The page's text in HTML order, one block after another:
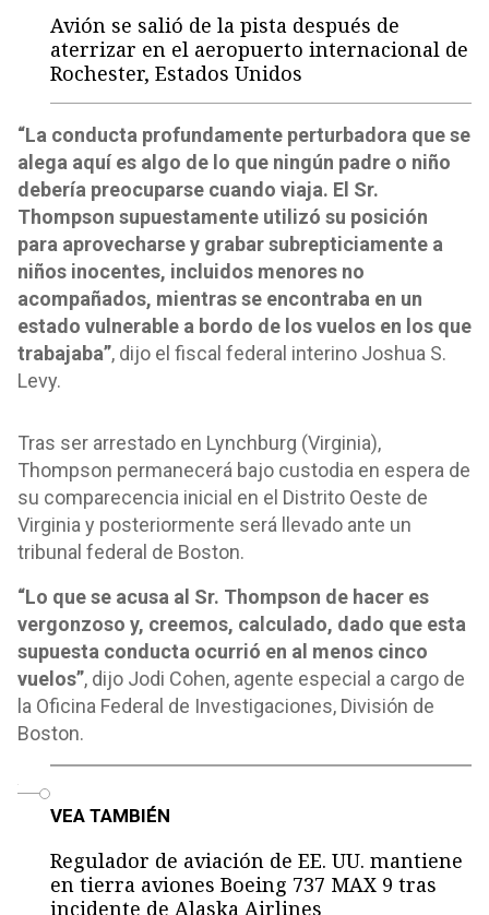
Avión se salió de la pista después de
aterrizar en el aeropuerto internacional de
Rochester, Estados Unidos
“La conducta profundamente perturbadora que se
alega aquí es algo de lo que ningún padre o niño
debería preocuparse cuando viaja. El Sr.
Thompson supuestamente utilizó su posición
para aprovecharse y grabar subrepticiamente a
niños inocentes, incluidos menores no
acompañados, mientras se encontraba en un
estado vulnerable a bordo de los vuelos en los que
trabajaba”, dijo el fiscal federal interino Joshua S.
Levy.
Tras ser arrestado en Lynchburg (Virginia),
Thompson permanecerá bajo custodia en espera de
su comparecencia inicial en el Distrito Oeste de
Virginia y posteriormente será llevado ante un
tribunal federal de Boston.
“Lo que se acusa al Sr. Thompson de hacer es
vergonzoso y, creemos, calculado, dado que esta
supuesta conducta ocurrió en al menos cinco
vuelos”, dijo Jodi Cohen, agente especial a cargo de
la Oficina Federal de Investigaciones, División de
Boston.
VEA TAMBIÉN
Regulador de aviación de EE. UU. mantiene
en tierra aviones Boeing 737 MAX 9 tras
incidente de Alaska Airlines